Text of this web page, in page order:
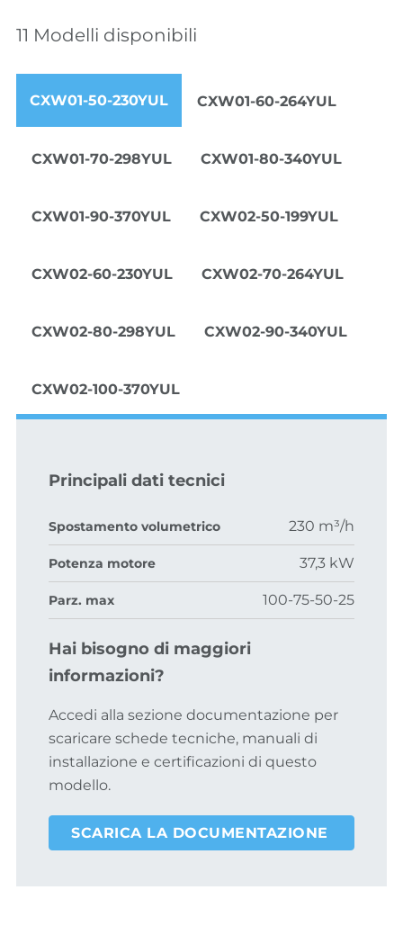
11 Modelli disponibili
CXW01-50-230YUL CXW01-60-264YUL
CXW01-70-298YUL CXW01-80-340YUL
CXW01-90-370YUL CXW02-50-199YUL
CXW02-60-230YUL CXW02-70-264YUL
CXW02-80-298YUL CXW02-90-340YUL
CXW02-100-370YUL
Principali dati tecnici
Spostamento volumetrico 230 m³/h
Potenza motore 37,3 kW
Parz. max 100-75-50-25
Hai bisogno di maggiori
informazioni?
Accedi alla sezione documentazione per
scaricare schede tecniche, manuali di
installazione e certificazioni di questo
modello.
SCARICA LA DOCUMENTAZIONE